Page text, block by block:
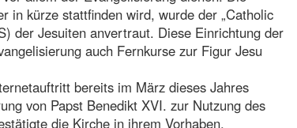
in kürze stattfinden wird, wurde der „Catholic
der Jesuiten anvertraut. Diese Einrichtung der
auch Fernkurse zur Figur Jesu
bereits im März dieses Jahres
von Papst Benedikt XVI. zur Nutzung des
die Kirche in ihrem Vorhaben.